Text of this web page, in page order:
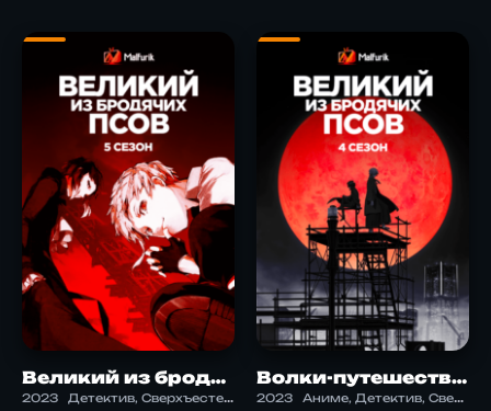
Великий из бродячих псов 5
2023 Детектив, Сверхъестественное, Экшен
Волки-путешественники 4
2023 Аниме, Детектив, Сверхъестественное, Сэйнэн, Экшен